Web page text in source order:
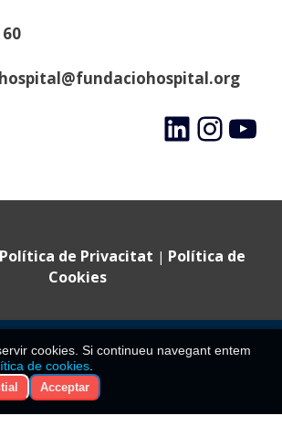
LinkedInInstagram
YouTube
Política de Privacitat | Política de
Cookies
Hospital Sant Jaume i Santa Magdalena ·
Tots els drets reservats
Inscrita al Registre de Fundacions de la
de Catalunya amb el núm. 397.
cookies. Si continueu navegant entem
de cookies
Acceptar